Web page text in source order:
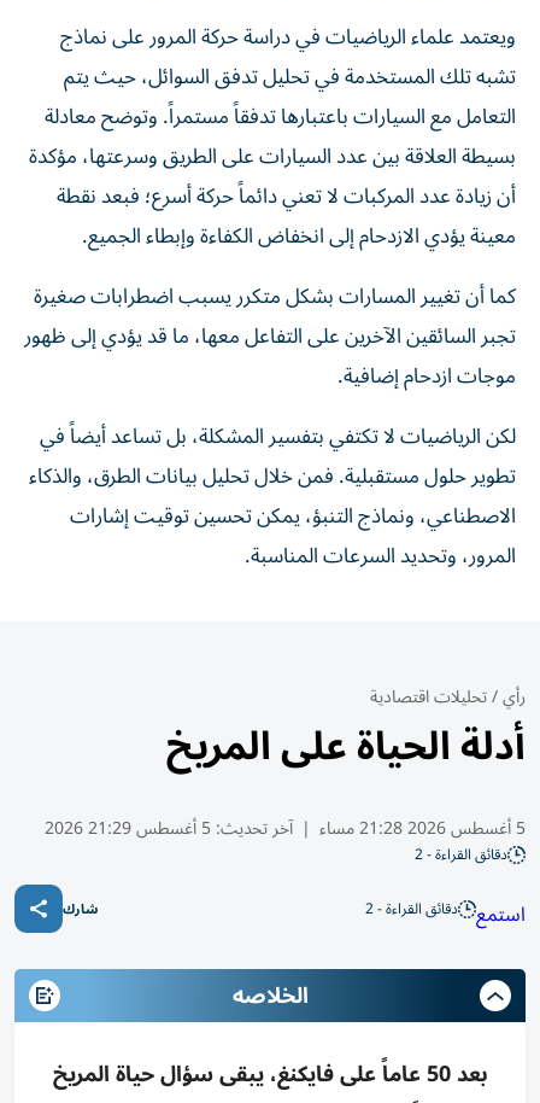
ويعتمد علماء الرياضيات في دراسة حركة المرور على نماذج
تشبه تلك المستخدمة في تحليل تدفق السوائل، حيث يتم
التعامل مع السيارات باعتبارها تدفقاً مستمراً. وتوضح معادلة
بسيطة العلاقة بين عدد السيارات على الطريق وسرعتها، مؤكدة
أن زيادة عدد المركبات لا تعني دائماً حركة أسرع؛ فبعد نقطة
معينة يؤدي الازدحام إلى انخفاض الكفاءة وإبطاء الجميع.
كما أن تغيير المسارات بشكل متكرر يسبب اضطرابات صغيرة
تجبر السائقين الآخرين على التفاعل معها، ما قد يؤدي إلى ظهور
موجات ازدحام إضافية.
لكن الرياضيات لا تكتفي بتفسير المشكلة، بل تساعد أيضاً في
تطوير حلول مستقبلية. فمن خلال تحليل بيانات الطرق، والذكاء
الاصطناعي، ونماذج التنبؤ، يمكن تحسين توقيت إشارات
المرور، وتحديد السرعات المناسبة.
رأي/تحليلات اقتصادية
أدلة الحياة على المريخ
5 أغسطس 2026 21:28 مساء | آخر تحديث:5 أغسطس 21:29 2026
دقائق القراءة - 2
استمع دقائق القراءة - 2 شارك
الخلاصه
بعد 50 عاماً على فايكنغ، يبقى سؤال حياة المريخ